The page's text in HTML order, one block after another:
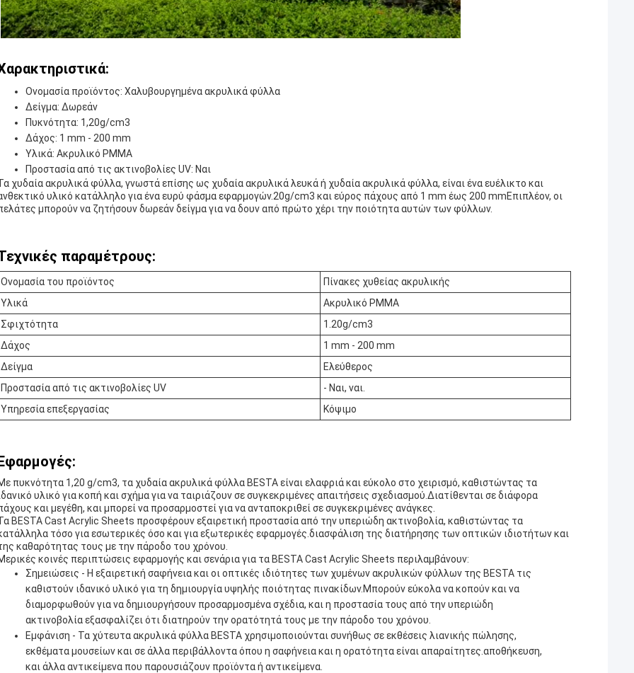
Ονομασία προϊόντος: Χαλυβουργημένα ακρυλικά φύλλα
Δείγμα: Δωρεάν
Πυκνότητα: 1,20g/cm3
Δάχος: 1 mm - 200 mm
Υλικά: Ακρυλικό PMMA
Προστασία από τις ακτινοβολίες UV: Ναι
χυδαία ακρυλικά φύλλα, γνωστά επίσης ως χυδαία ακρυλικά λευκά ή χυδαία ακρυλικά φύλλα, είναι ένα ευέλικτο και
υλικό κατάλληλο για ένα ευρύ φάσμα εφαρμογών.20g/cm3 και εύρος πάχους από 1 mm έως 200 mmΕπιπλέον, οι
μπορούν να ζητήσουν δωρεάν δείγμα για να δουν από πρώτο χέρι την ποιότητα αυτών των φύλλων.
παραμέτρους:
Ονομασία του προϊόντος
Πίνακες χυθείας ακρυλικής
Υλικά
Ακρυλικό PMMA
Σφιχτότητα
1.20g/cm3
Δάχος
1 mm - 200 mm
Δείγμα
Ελεύθερος
Προστασία από τις ακτινοβολίες UV
- Ναι, ναι.
Υπηρεσία επεξεργασίας
Κόψιμο
πυκνότητα 1,20 g/cm3, τα χυδαία ακρυλικά φύλλα BESTA είναι ελαφριά και εύκολο στο χειρισμό, καθιστώντας τα
υλικό για κοπή και σχήμα για να ταιριάζουν σε συγκεκριμένες απαιτήσεις σχεδιασμού.Διατίθενται σε διάφορα
και μεγέθη, και μπορεί να προσαρμοστεί για να ανταποκριθεί σε συγκεκριμένες ανάγκες.
BESTA Cast Acrylic Sheets προσφέρουν εξαιρετική προστασία από την υπεριώδη ακτινοβολία, καθιστώντας τα
τόσο για εσωτερικές όσο και για εξωτερικές εφαρμογές.διασφάλιση της διατήρησης των οπτικών ιδιοτήτων και
καθαρότητας τους με την πάροδο του χρόνου.
κοινές περιπτώσεις εφαρμογής και σενάρια για τα BESTA Cast Acrylic Sheets περιλαμβάνουν:
Σημειώσεις - Η εξαιρετική σαφήνεια και οι οπτικές ιδιότητες των χυμένων ακρυλικών φύλλων της BESTA τις
καθιστούν ιδανικό υλικό για τη δημιουργία υψηλής ποιότητας πινακίδων.Μπορούν εύκολα να κοπούν και να
διαμορφωθούν για να δημιουργήσουν προσαρμοσμένα σχέδια, και η προστασία τους από την υπεριώδη
ακτινοβολία εξασφαλίζει ότι διατηρούν την ορατότητά τους με την πάροδο του χρόνου.
Εμφάνιση - Τα χύτευτα ακρυλικά φύλλα BESTA χρησιμοποιούνται συνήθως σε εκθέσεις λιανικής πώλησης,
εκθέματα μουσείων και σε άλλα περιβάλλοντα όπου η σαφήνεια και η ορατότητα είναι απαραίτητες.αποθήκευση,
και άλλα αντικείμενα που παρουσιάζουν προϊόντα ή αντικείμενα.